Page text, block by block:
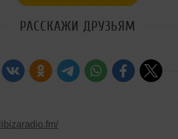
РАССКАЖИ ДРУЗЬЯМ